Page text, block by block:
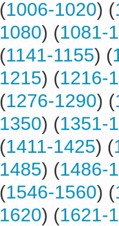
(1006-1020) (
1080) (1081-
(1141-1155) (
1215) (1216-
(1276-1290) (
1350) (1351-
(1411-1425) (
1485) (1486-
(1546-1560) (
1620) (1621-